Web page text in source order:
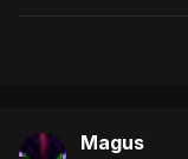
Magus